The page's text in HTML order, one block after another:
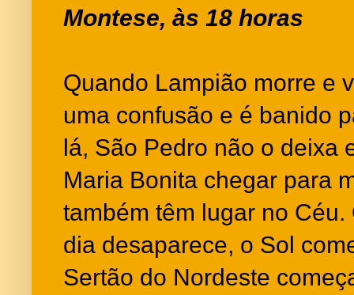
Montese, às 18 horas
Quando Lampião morre e
uma confusão e é banido
lá, São Pedro não o deixa
Maria Bonita chegar para
também têm lugar no
dia desaparece, o Sol
Sertão do Nordeste